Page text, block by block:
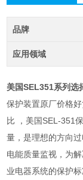
品牌
应用领域
美国SEL351系列选
保护装置原厂价格
比 ，美国SEL-351
量，是理想的方向
电能质量监视，为
业电器系统的保护